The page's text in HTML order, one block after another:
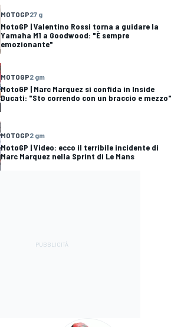
MOTOGP27 g
MotoGP | Valentino Rossi torna a guidare la
Yamaha M1 a Goodwood: "È sempre
emozionante"
MOTOGP2 gm
MotoGP | Marc Marquez si confida in Inside
Ducati: "Sto correndo con un braccio e mezzo"
MOTOGP2 gm
MotoGP | Video: ecco il terribile incidente di
Marc Marquez nella Sprint di Le Mans